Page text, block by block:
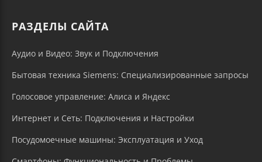
РАЗДЕЛЫ САЙТА
Аудио и Видео: Звук и Подключения
Бытовая техника Siemens: Специализированные запросы
Голосовое управление: Алиса и Яндекс
Интернет и Сеть: Подключения и Настройки
Посудомоечные машины: Эксплуатация и Уход